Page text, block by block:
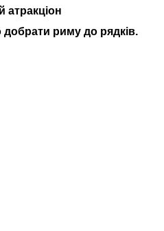
атракціон
риму до рядків.
везе.
ніжку
мишку.
, Юру: